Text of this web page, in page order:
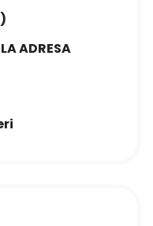
ADRESA